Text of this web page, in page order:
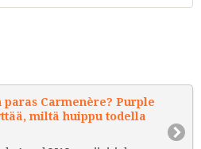
paras Carmenère? Purple
miltä huippu todella